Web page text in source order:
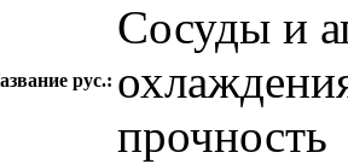
рус.:
Сосуды и
прочность